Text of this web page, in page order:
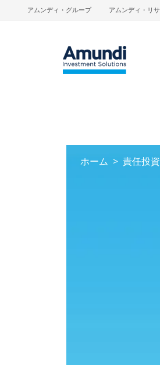
メインコンテンツに移動
アムンディ・グループ アムンディ・リ
ホーム 責任投